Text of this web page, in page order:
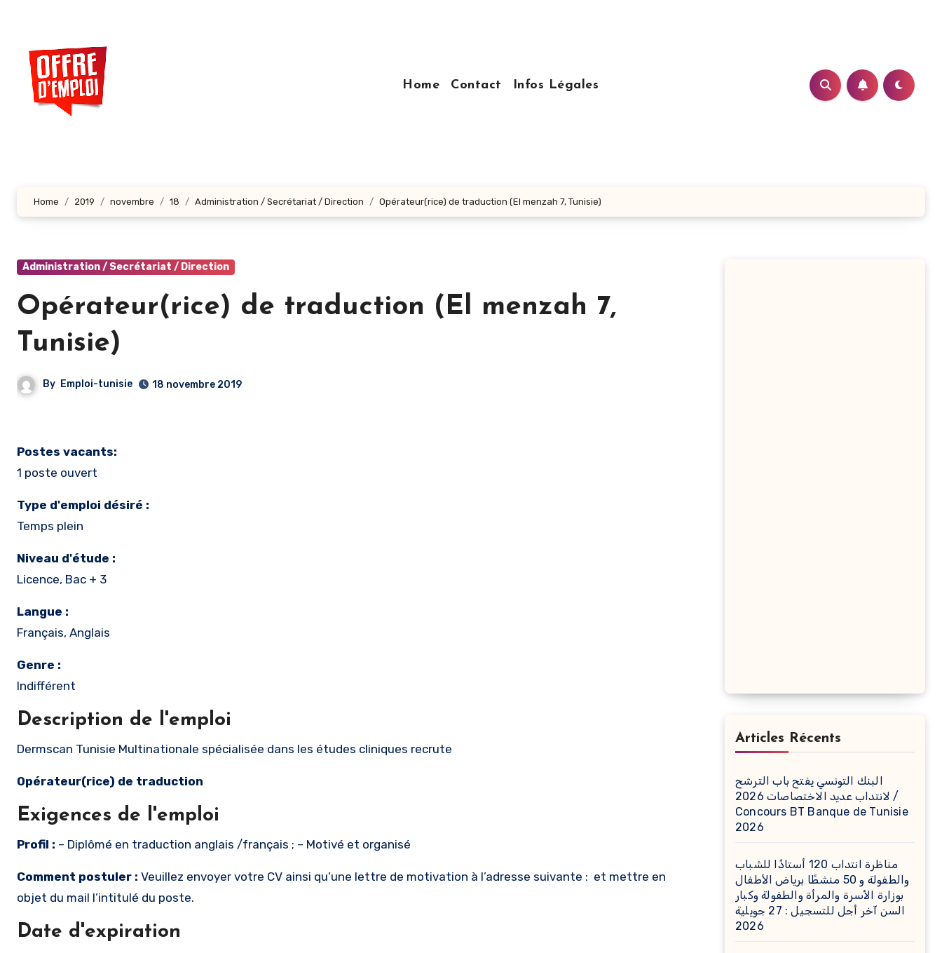
contenu
principal
Home
Contact Infos Légales
Home 2019 novembre 18 Administration / Secrétariat / Direction Opérateur(rice) de traduction (El menzah 7, Tunisie)
Administration / Secrétariat / Direction
Opérateur(rice) de traduction (El menzah 7,
Tunisie)
By Emploi-tunisie 18 novembre 2019
Postes vacants:
1 poste ouvert
Type d'emploi désiré :
Temps plein
Niveau d'étude :
Licence, Bac + 3
Langue :
Français, Anglais
Genre :
Indifférent
Description de l'emploi
Dermscan Tunisie Multinationale spécialisée dans les études cliniques recrute
Opérateur(rice) de traduction
Exigences de l'emploi
Profil : – Diplômé en traduction anglais /français ; – Motivé et organisé
Comment postuler : Veuillez envoyer votre CV ainsi qu’une lettre de motivation à l’adresse suivante : et mettre en
objet du mail l’intitulé du poste.
Date d'expiration
Articles Récents
البنك التونسي يفتح باب الترشح
لانتداب عديد الاختصاصات 2026 /
Concours BT Banque de Tunisie
2026
مناظرة انتداب 120 أستاذًا للشباب
والطفولة و 50 منشطًا برياض الأطفال
بوزارة الأسرة والمرأة والطفولة وكبار
السن آخر أجل للتسجيل : 27 جويلية
2026